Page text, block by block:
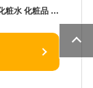
NOV nov ノブIII フェイスローションL 常盤薬品 化粧水 化粧品 敏感肌 低刺激